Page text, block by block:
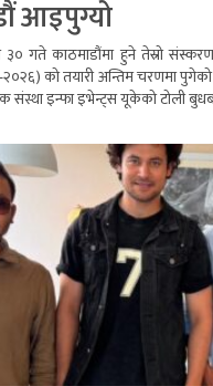
आइपुग्यो
गते काठमाडौंमा हुने तेस्रो संस्करणको
को तयारी अन्तिम चरणमा
संस्था इन्फा इभेन्ट्स यूकेको टोली